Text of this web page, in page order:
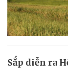
Sắp diễn ra